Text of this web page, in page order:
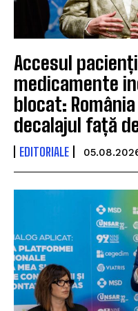
Accesul
medicamente
blocat:
decalajul față
EDITORIALE